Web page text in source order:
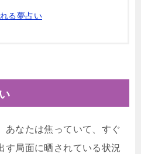
る夢占い
あなたは焦っていて、すぐ
す局面に晒されている状況